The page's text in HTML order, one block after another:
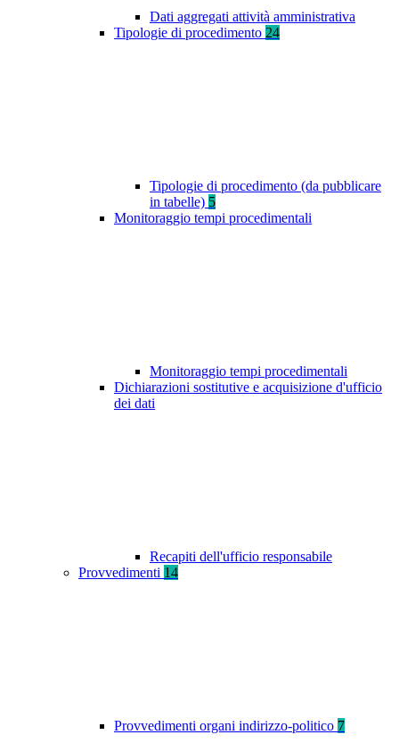
Dati aggregati attività amministrativa
Tipologie di procedimento 24
Tipologie di procedimento (da pubblicare
in tabelle) 5
Monitoraggio tempi procedimentali
Monitoraggio tempi procedimentali
Dichiarazioni sostitutive e acquisizione d'ufficio
dei dati
Recapiti dell'ufficio responsabile
Provvedimenti 14
Provvedimenti organi indirizzo-politico 7